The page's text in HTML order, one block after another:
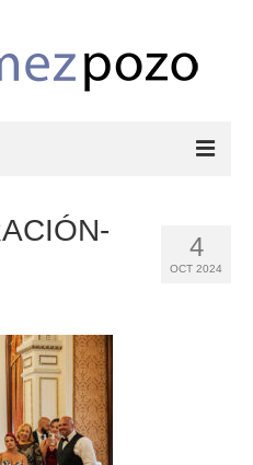
4
OCT 2024